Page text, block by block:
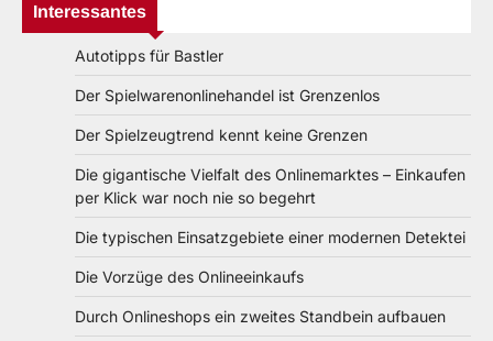
Interessantes
Autotipps für Bastler
Der Spielwarenonlinehandel ist Grenzenlos
Der Spielzeugtrend kennt keine Grenzen
Die gigantische Vielfalt des Onlinemarktes – Einkaufen
per Klick war noch nie so begehrt
Die typischen Einsatzgebiete einer modernen Detektei
Die Vorzüge des Onlineeinkaufs
Durch Onlineshops ein zweites Standbein aufbauen